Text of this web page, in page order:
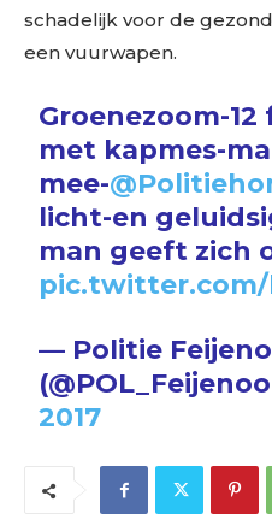
schadelijk voor de
een vuurwapen.
Groenezoom-
met kapmes-
mee-
licht-en
man geeft zich
pic.twitter.com/
— Politie
2017